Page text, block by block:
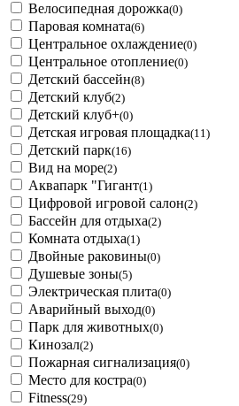
Велосипедная дорожка(0)
Паровая комната(6)
Центральное охлаждение(0)
Центральное отопление(0)
Детский бассейн(8)
Детский клуб(2)
Детский клуб+(0)
Детская игровая площадка(11)
Детский парк(16)
Вид на море(2)
Аквапарк "Гигант(1)
Цифровой игровой салон(2)
Бассейн для отдыха(2)
Комната отдыха(1)
Двойные раковины(0)
Душевые зоны(5)
Электрическая плита(0)
Аварийный выход(0)
Парк для животных(0)
Кинозал(2)
Пожарная сигнализация(0)
Место для костра(0)
Fitness(29)